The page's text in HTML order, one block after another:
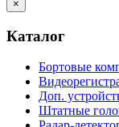
×
Каталог
Бортовые
Доп.
Штатные